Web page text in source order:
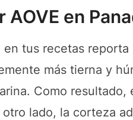
AOVE en
tus recetas
más tierna y
Como resultado,
lado, la corteza